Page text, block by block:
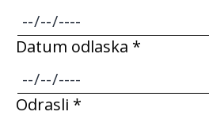
Datum odlaska *
Odrasli *